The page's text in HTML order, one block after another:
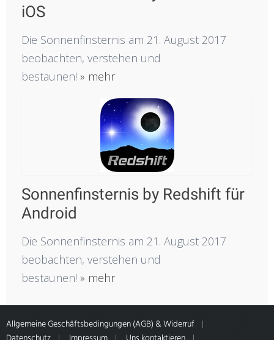
iOS
Die Sonnenfinsternis am 21. August 2017
beobachten, verstehen und
bestaunen! » mehr
Sonnenfinsternis by Redshift für
Android
Die Sonnenfinsternis am 21. August 2017
beobachten, verstehen und
bestaunen! » mehr
Allgemeine Geschäftsbedingungen (AGB) & Widerruf